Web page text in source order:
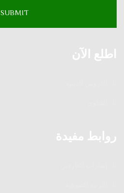
اطلع الآن
روابط مفيدة